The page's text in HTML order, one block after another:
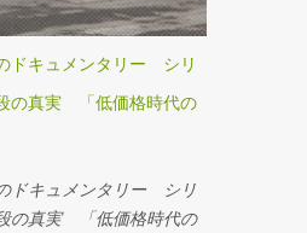
ンストールしていたこと
証のほうにまとめており
かし・・・、Touch ID認
ん機能的にダメになった
ポイント・えきねっとア
ストールすることにしま
ドキュメンタリー シリ
の真実 「低価格時代の
ドキュメンタリー シリ
の真実 「低価格時代の